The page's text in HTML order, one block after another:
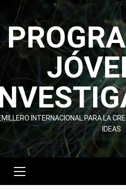
content
INTERNACIONAL PARA LA
IDEAS
Menu